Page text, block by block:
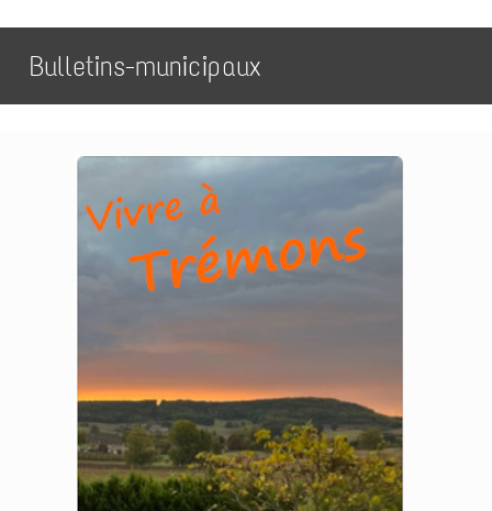
Bulletins-municipaux